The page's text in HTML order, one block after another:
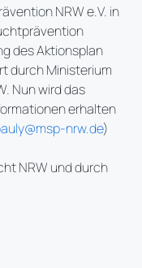
NRW e.V. in
des Aktionsplan
durch Ministerium
Nun wird das
erhalten
nrw.de)
NRW und durch